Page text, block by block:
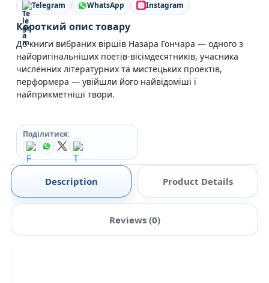
Telegram
WhatsApp Instagram
Короткий опис товару
До книги вибраних віршів Назара Гончара — одного з
найоригінальніших поетів-вісімдесятників, учасника
численних літературних та мистецьких проектів,
перформера — увійшли його найвідоміші і
найприкметніші твори.
Поділитися:
Description Product Details
Reviews (0)